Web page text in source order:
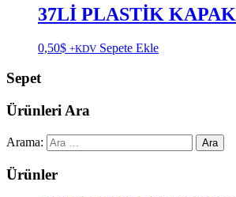
37Lİ PLASTİK KAPAK
0,50$ +KDV Sepete Ekle
Sepet
Ürünleri Ara
Arama:
Ürünler